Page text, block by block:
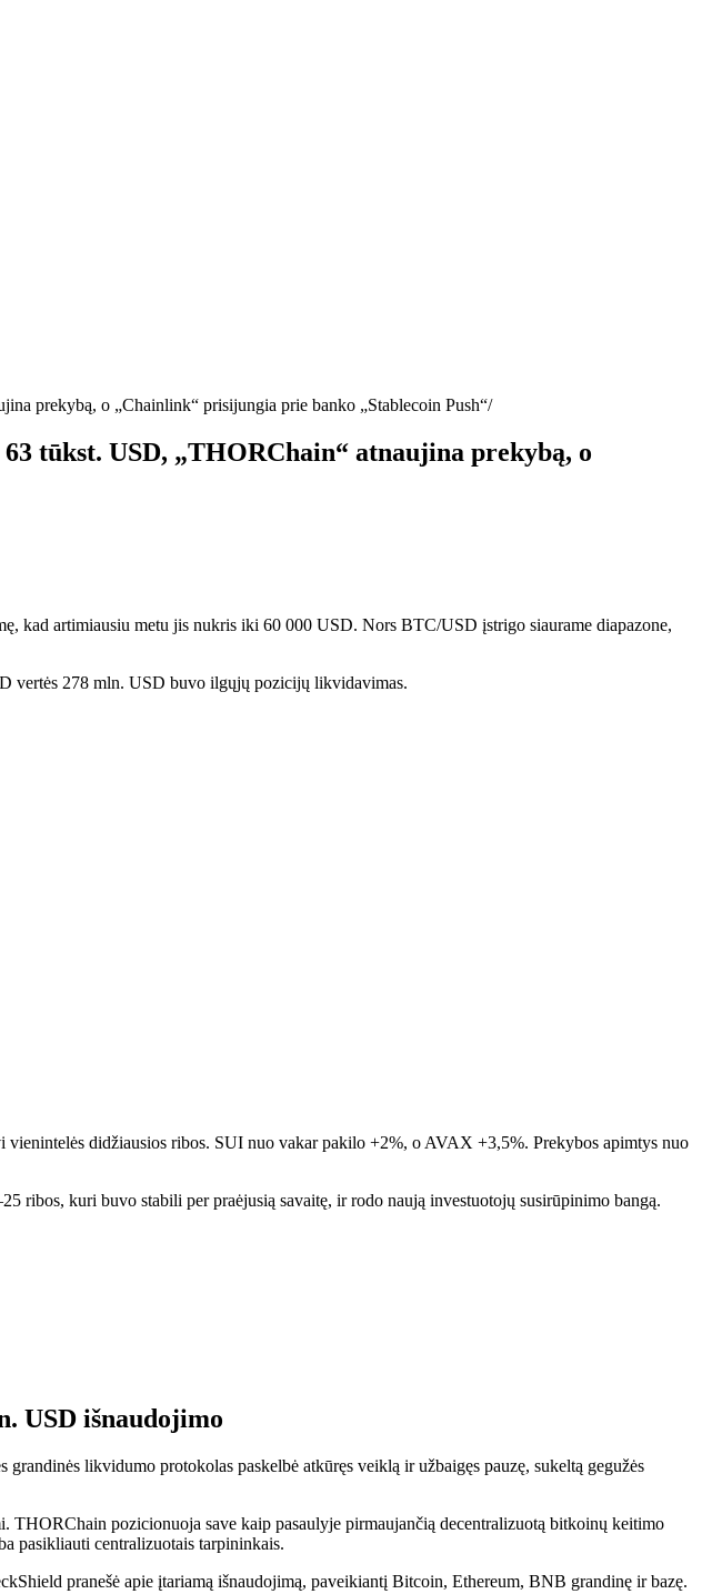
prekybą, o „Chainlink“ prisijungia prie banko „Stablecoin Push“
tūkst. USD, „THORChain“ atnaujina prekybą, o
kad artimiausiu metu jis nukris iki 60 000 USD. Nors BTC/USD įstrigo siaurame diapazone,
vertės 278 mln. USD buvo ilgųjų pozicijų likvidavimas.
didžiausios ribos. SUI nuo vakar pakilo +2%, o AVAX +3,5%. Prekybos apimtys nuo
ribos, kuri buvo stabili per praėjusią savaitę, ir rodo naują investuotojų susirūpinimo bangą.
USD išnaudojimo
likvidumo protokolas paskelbė atkūręs veiklą ir užbaigęs pauzę, sukeltą gegužės
THORChain pozicionuoja save kaip pasaulyje pirmaujančią decentralizuotą bitkoinų keitimo
pasikliauti centralizuotais tarpininkais.
pranešė apie įtariamą išnaudojimą, paveikiantį Bitcoin, Ethereum, BNB grandinę ir bazę.